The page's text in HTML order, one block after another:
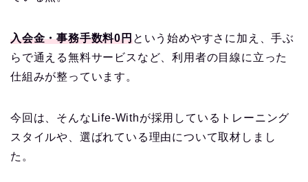
入会金・事務手数料0円という始めやすさに加え、手ぶ
らで通える無料サービスなど、利用者の目線に立った
仕組みが整っています。
今回は、そんなLife-Withが採用しているトレーニング
スタイルや、選ばれている理由について取材しまし
た。